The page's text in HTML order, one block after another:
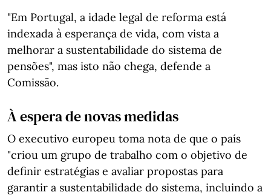
"Em Portugal, a idade legal de reforma está
indexada à esperança de vida, com vista a
melhorar a sustentabilidade do sistema de
pensões", mas isto não chega, defende a
Comissão.
À espera de novas medidas
O executivo europeu toma nota de que o país
"criou um grupo de trabalho com o objetivo de
definir estratégias e avaliar propostas para
garantir a sustentabilidade do sistema, incluindo a